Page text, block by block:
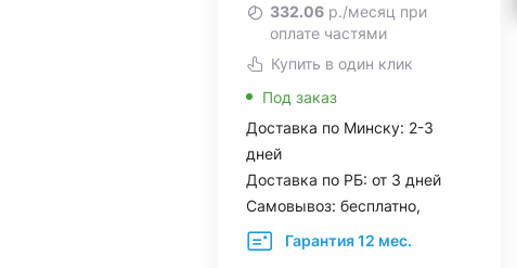
332.06р./месяц при
оплате частями
Купить в один клик
Под заказ
Доставка по Минску: 2-3
дней
Доставка по РБ: от 3 дней
Самовывоз: бесплатно,
Гарантия 12 мес.